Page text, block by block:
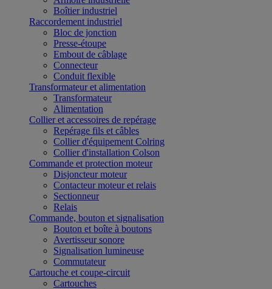
Boîtier industriel
Raccordement industriel
Bloc de jonction
Presse-étoupe
Embout de câblage
Connecteur
Conduit flexible
Transformateur et alimentation
Transformateur
Alimentation
Collier et accessoires de repérage
Repérage fils et câbles
Collier d'équipement Colring
Collier d'installation Colson
Commande et protection moteur
Disjoncteur moteur
Contacteur moteur et relais
Sectionneur
Relais
Commande, bouton et signalisation
Bouton et boîte à boutons
Avertisseur sonore
Signalisation lumineuse
Commutateur
Cartouche et coupe-circuit
Cartouches